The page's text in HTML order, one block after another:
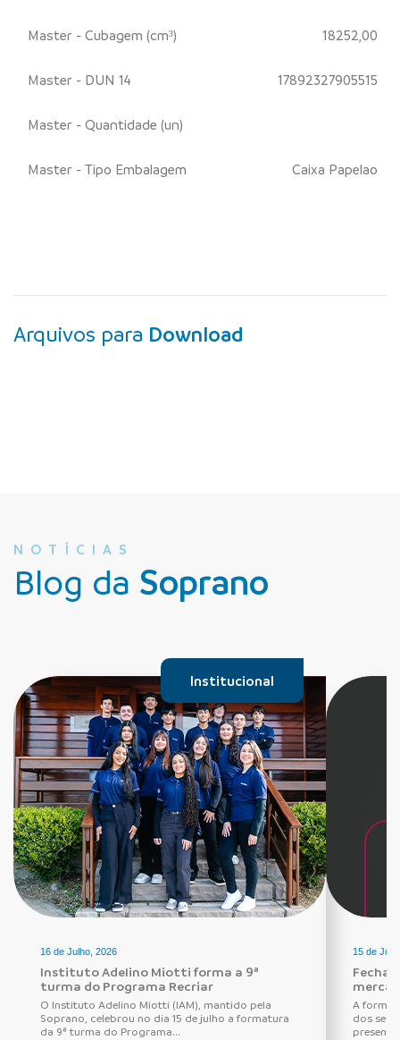
Master - Cubagem (cm³) 18252,00
Master - DUN 14 17892327905515
Master - Quantidade (un)
Master - Tipo Embalagem Caixa Papelao
Arquivos para Download
NOTÍCIAS
Blog da Soprano
Institucional
16 de Julho, 2026
Instituto Adelino Miotti forma a 9ª
turma do Programa Recriar
O Instituto Adelino Miotti (IAM), mantido pela
Soprano, celebrou no dia 15 de julho a formatura
da 9ª turma do Programa...
15 de
A forma
dos